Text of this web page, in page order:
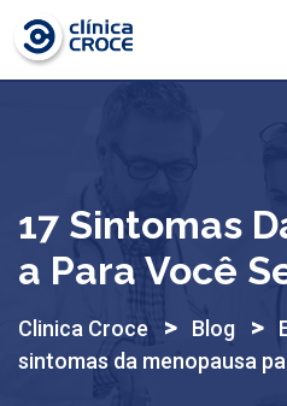
Skip
content
17 Sintomas
A Para Você
Clinica Croce > Blog >
sintomas da menopausa